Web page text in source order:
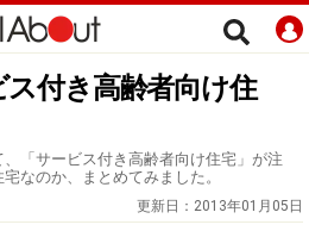
付き高齢者向け住
「サービス付き高齢者向け住宅」が注
なのか、まとめてみました。
更新日： 2013年01月05日